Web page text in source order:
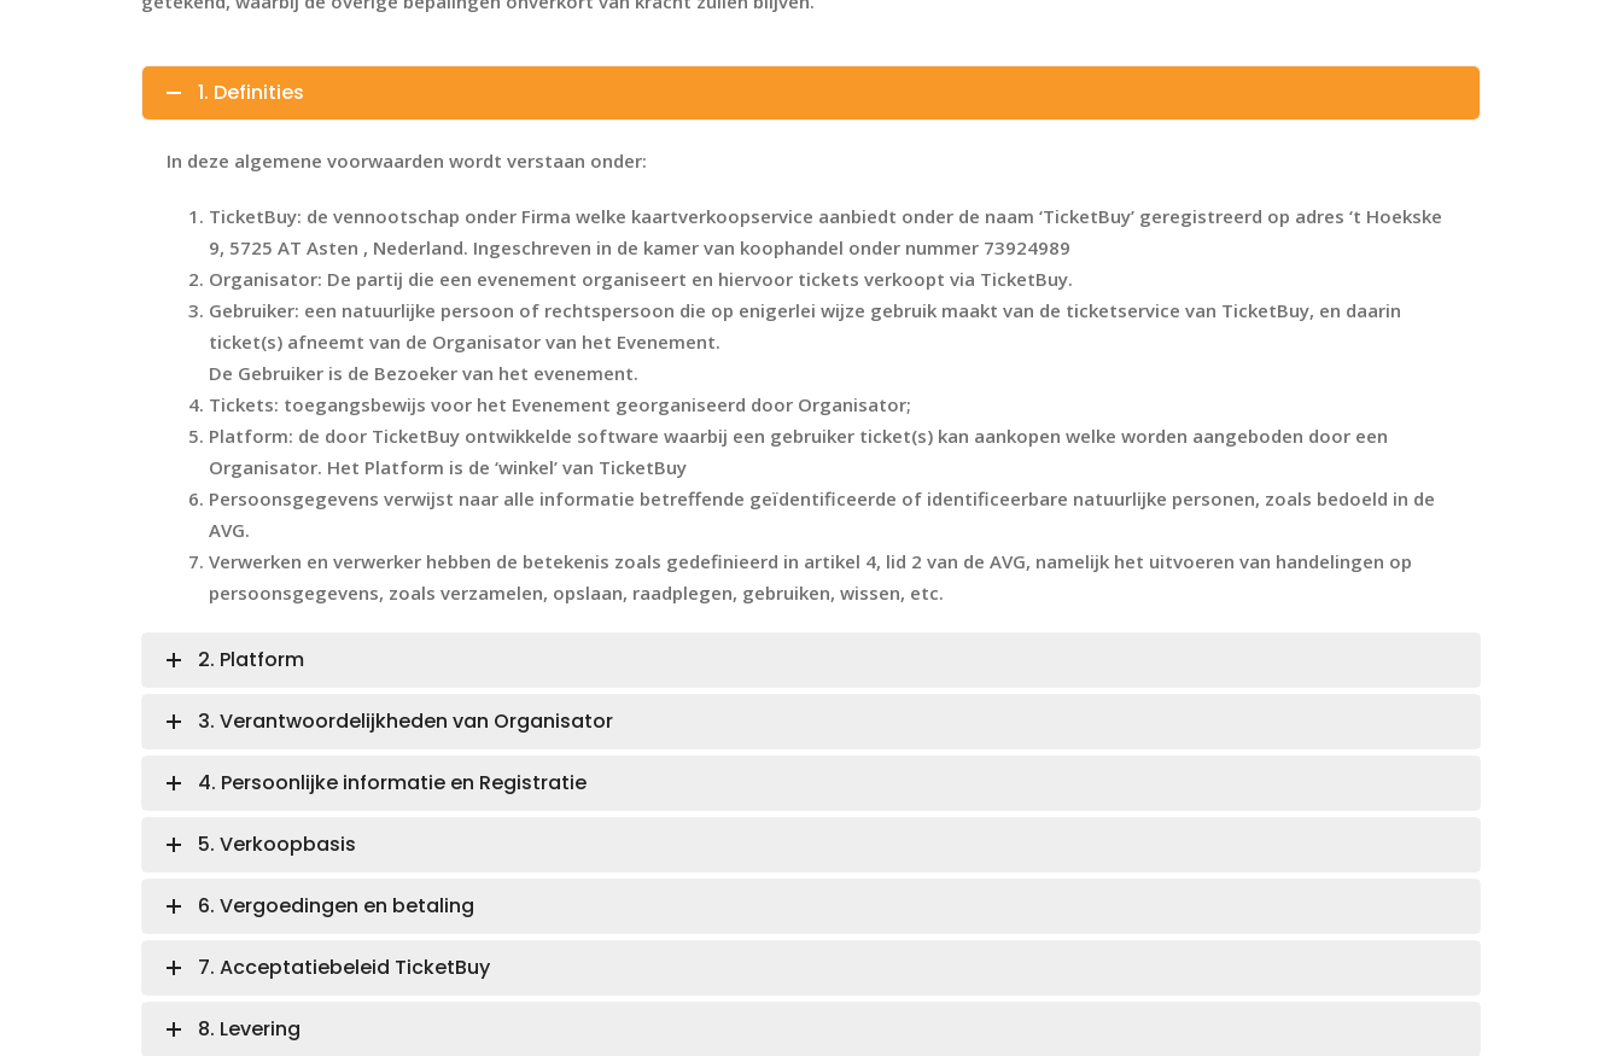
1. Definities
In deze algemene voorwaarden wordt verstaan onder:
TicketBuy: de vennootschap onder Firma welke kaartverkoopservice aanbiedt onder de naam ‘TicketBuy’ geregistreerd op adres ‘t Hoekske
9, 5725 AT Asten , Nederland. Ingeschreven in de kamer van koophandel onder nummer 73924989
Organisator: De partij die een evenement organiseert en hiervoor tickets verkoopt via TicketBuy.
Gebruiker: een natuurlijke persoon of rechtspersoon die op enigerlei wijze gebruik maakt van de ticketservice van TicketBuy, en daarin
ticket(s) afneemt van de Organisator van het Evenement.
De Gebruiker is de Bezoeker van het evenement.
Tickets: toegangsbewijs voor het Evenement georganiseerd door Organisator;
Platform: de door TicketBuy ontwikkelde software waarbij een gebruiker ticket(s) kan aankopen welke worden aangeboden door een
Organisator. Het Platform is de ‘winkel’ van TicketBuy
Persoonsgegevens verwijst naar alle informatie betreffende geïdentificeerde of identificeerbare natuurlijke personen, zoals bedoeld in de
AVG.
Verwerken en verwerker hebben de betekenis zoals gedefinieerd in artikel 4, lid 2 van de AVG, namelijk het uitvoeren van handelingen op
persoonsgegevens, zoals verzamelen, opslaan, raadplegen, gebruiken, wissen, etc.
2. Platform
3. Verantwoordelijkheden van Organisator
4. Persoonlijke informatie en Registratie
5. Verkoopbasis
6. Vergoedingen en betaling
7. Acceptatiebeleid TicketBuy
8. Levering